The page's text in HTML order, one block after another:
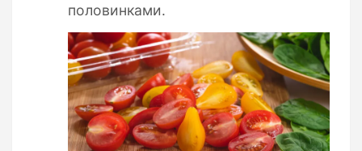
половинками.